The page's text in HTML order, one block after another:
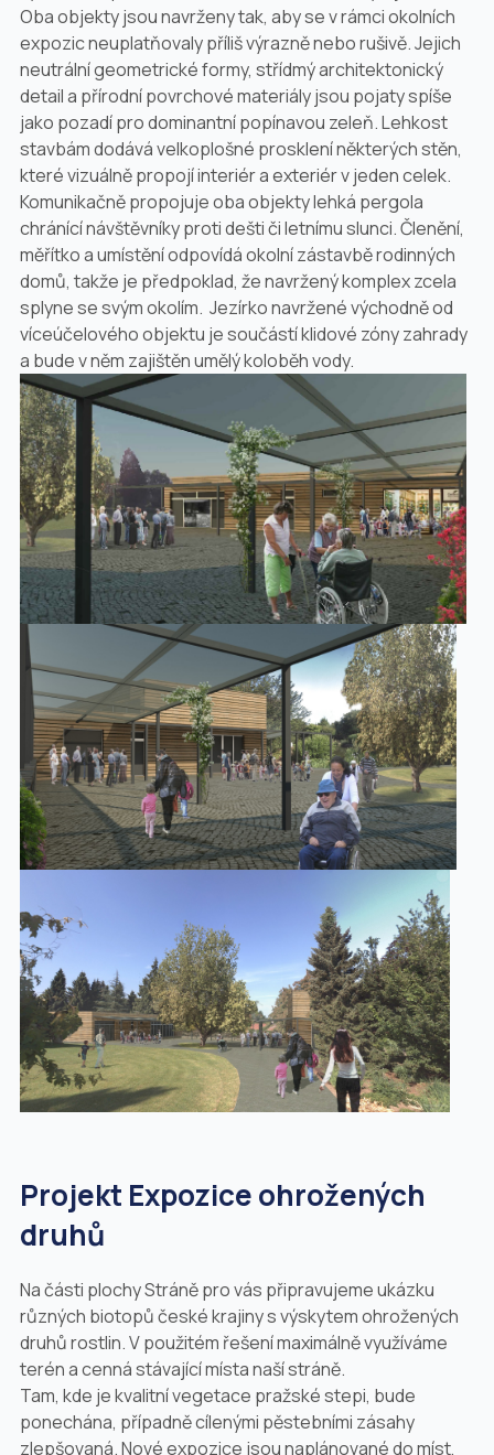
Oba objekty jsou navrženy tak, aby se v rámci okolních
expozic neuplatňovaly příliš výrazně nebo rušivě. Jejich
neutrální geometrické formy, střídmý architektonický
detail a přírodní povrchové materiály jsou pojaty spíše
jako pozadí pro dominantní popínavou zeleň. Lehkost
stavbám dodává velkoplošné prosklení některých stěn,
které vizuálně propojí interiér a exteriér v jeden celek.
Komunikačně propojuje oba objekty lehká pergola
chránící návštěvníky proti dešti či letnímu slunci. Členění,
měřítko a umístění odpovídá okolní zástavbě rodinných
domů, takže je předpoklad, že navržený komplex zcela
splyne se svým okolím. Jezírko navržené východně od
víceúčelového objektu je součástí klidové zóny zahrady
a bude v něm zajištěn umělý koloběh vody.
Projekt Expozice ohrožených
druhů
Na části plochy Stráně pro vás připravujeme ukázku
různých biotopů české krajiny s výskytem ohrožených
druhů rostlin. V použitém řešení maximálně využíváme
terén a cenná stávající místa naší stráně.
Tam, kde je kvalitní vegetace pražské stepi, bude
ponechána, případně cílenými pěstebními zásahy
zlepšovaná. Nové expozice jsou naplánované do míst,